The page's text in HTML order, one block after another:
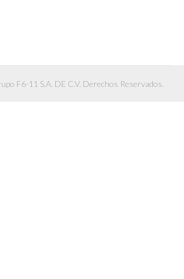
F6-11 S.A. DE C.V. Derechos Reservados.